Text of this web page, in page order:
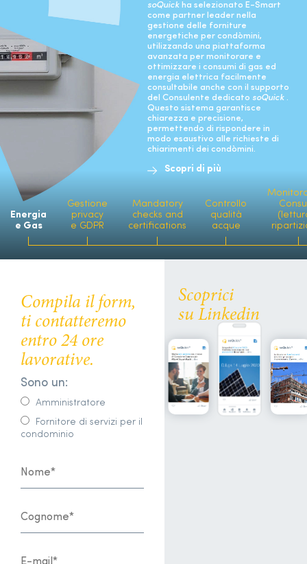
soQuick ha selezionato E-Smart
come partner leader nella
gestione delle forniture
energetiche per condòmini,
utilizzando una piattaforma
avanzata per monitorare e
ottimizzare i consumi di gas ed
energia elettrica facilmente
consultabile anche con il supporto
del Consulente dedicato soQuick .
Questo sistema garantisce
chiarezza e precisione,
permettendo di rispondere in
modo esaustivo alle richieste di
chiarimenti dei condòmini.
Scopri di più
Energia
e Gas
Gestione
privacy
e GDPR
Mandatory
checks and
certifications
Controllo
qualità
acque
Compila il form,
ti contatteremo
entro 24 ore
lavorative.
Sono un:
Amministratore
Fornitore di servizi per il
condominio
Scoprici
su Linkedin